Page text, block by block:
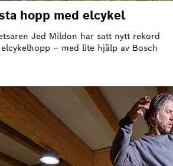
hopp med elcykel
Jed Mildon har satt nytt rekord
– med lite hjälp av Bosch